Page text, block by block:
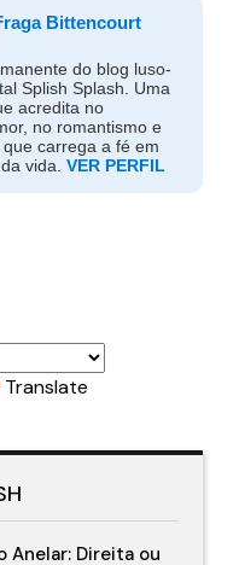
Bittencourt
do blog luso-
Splish Splash. Uma
acredita no
no romantismo e
carrega a fé em
vida. VER PERFIL
Translate
Anelar: Direita ou